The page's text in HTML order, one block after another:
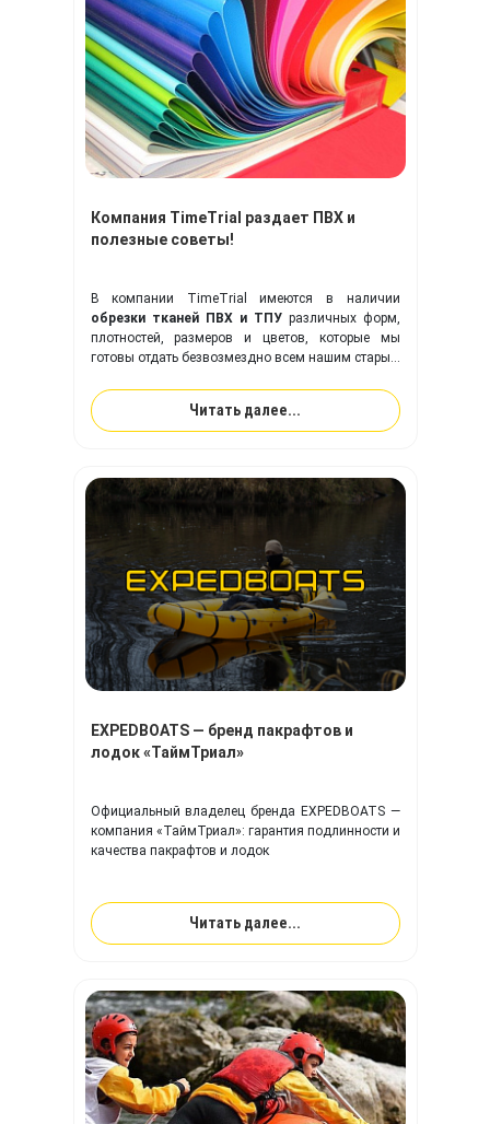
Компания TimeTrial раздает ПВХ и
полезные советы!
В компании TimeTrial имеются в наличии
обрезки тканей ПВХ и ТПУразличных форм,
плотностей, размеров и цветов, которые мы
готовы отдать безвозмездно всем нашим старым
Читать далее...
EXPEDBOATS — бренд пакрафтов и
лодок «ТаймТриал»
Официальный владелец бренда EXPEDBOATS —
компания «ТаймТриал»: гарантия подлинности и
качества пакрафтов и лодок
Читать далее...